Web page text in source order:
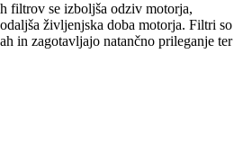
filtrov se izboljša odziv motorja,
življenjska doba motorja. Filtri so
in zagotavljajo natančno prileganje ter